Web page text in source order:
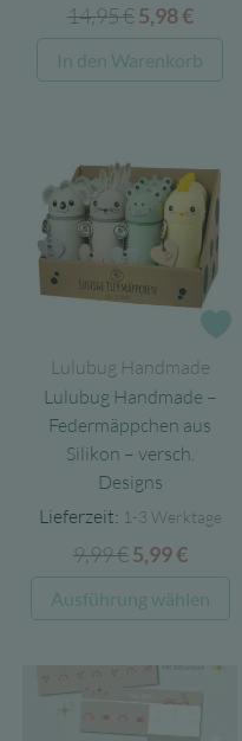
14,95€
Preis
war:
5,98€
Preis
ist:
In den Warenkorb
Lulubug Handmade
Lulubug Handmade –
Federmäppchen aus
Silikon – versch.
Designs
Lieferzeit: 1-3 Werktage
9,99€
Preis
war:
5,99€
Preis
ist:
Ausführung wählen